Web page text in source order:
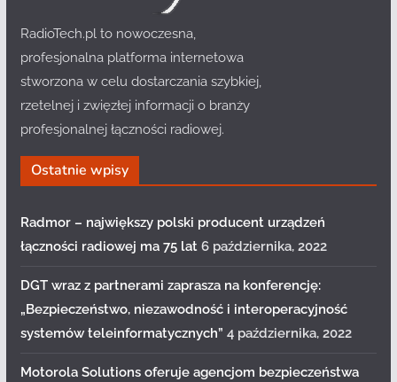
RadioTech.pl to nowoczesna,
profesjonalna platforma internetowa
stworzona w celu dostarczania szybkiej,
rzetelnej i zwięzłej informacji o branży
profesjonalnej łączności radiowej.
Ostatnie wpisy
Radmor – największy polski producent urządzeń
łączności radiowej ma 75 lat 6 października, 2022
DGT wraz z partnerami zaprasza na konferencję:
„Bezpieczeństwo, niezawodność i interoperacyjność
systemów teleinformatycznych” 4 października, 2022
Motorola Solutions oferuje agencjom bezpieczeństwa